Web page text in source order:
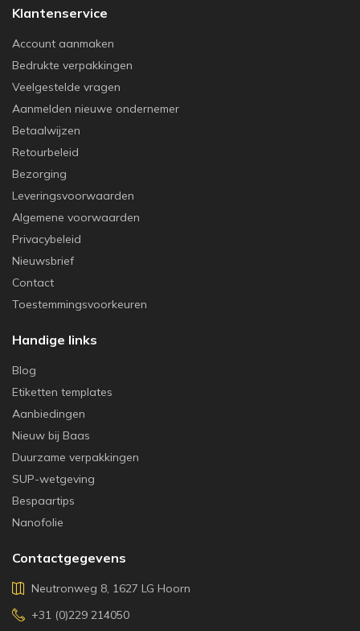
Klantenservice
Account aanmaken
Bedrukte verpakkingen
Veelgestelde vragen
Aanmelden nieuwe ondernemer
Betaalwijzen
Retourbeleid
Bezorging
Leveringsvoorwaarden
Algemene voorwaarden
Privacybeleid
Nieuwsbrief
Contact
Toestemmingsvoorkeuren
Handige links
Blog
Etiketten templates
Aanbiedingen
Nieuw bij Baas
Duurzame verpakkingen
SUP-wetgeving
Bespaartips
Nanofolie
Contactgegevens
Neutronweg 8, 1627 LG Hoorn
+31 (0)229 214050